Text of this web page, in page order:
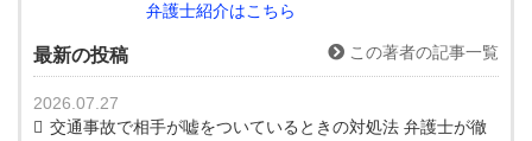
弁護士紹介はこちら
最新の投稿 この著者の記事一覧
2026.07.27
交通事故で相手が嘘をついているときの対処法 弁護士が徹